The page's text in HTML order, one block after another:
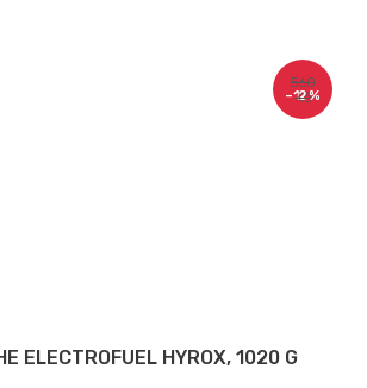
560
Kč
–12 %
ELECTROFUEL HYROX, 1020 G